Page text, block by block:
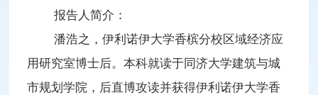
报告人简介：
潘浩之，伊利诺伊大学香槟分校区域经济应
用研究室博士后。本科就读于同济大学建筑与城
市规划学院，后直博攻读并获得伊利诺伊大学香